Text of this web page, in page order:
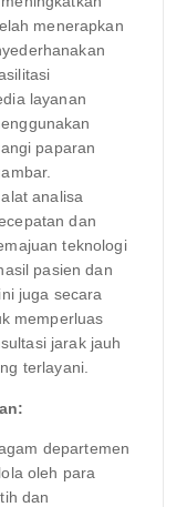
menerapkan
layanan
paparan
analisa
dan
teknologi
pasien dan
juga secara
memperluas
jarak jauh
terlayani.
departemen
oleh para
dan